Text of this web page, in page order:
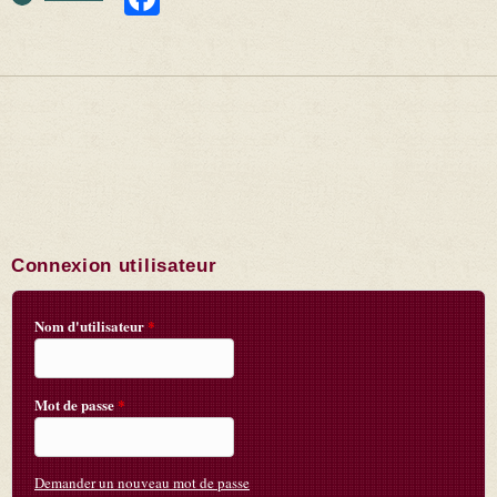
Connexion utilisateur
Nom d'utilisateur*
Mot de passe*
Demander un nouveau mot de passe